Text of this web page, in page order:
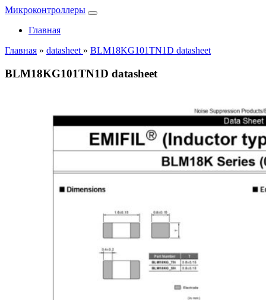
Микроконтроллеры
Главная
Главная » datasheet » BLM18KG101TN1D datasheet
BLM18KG101TN1D datasheet